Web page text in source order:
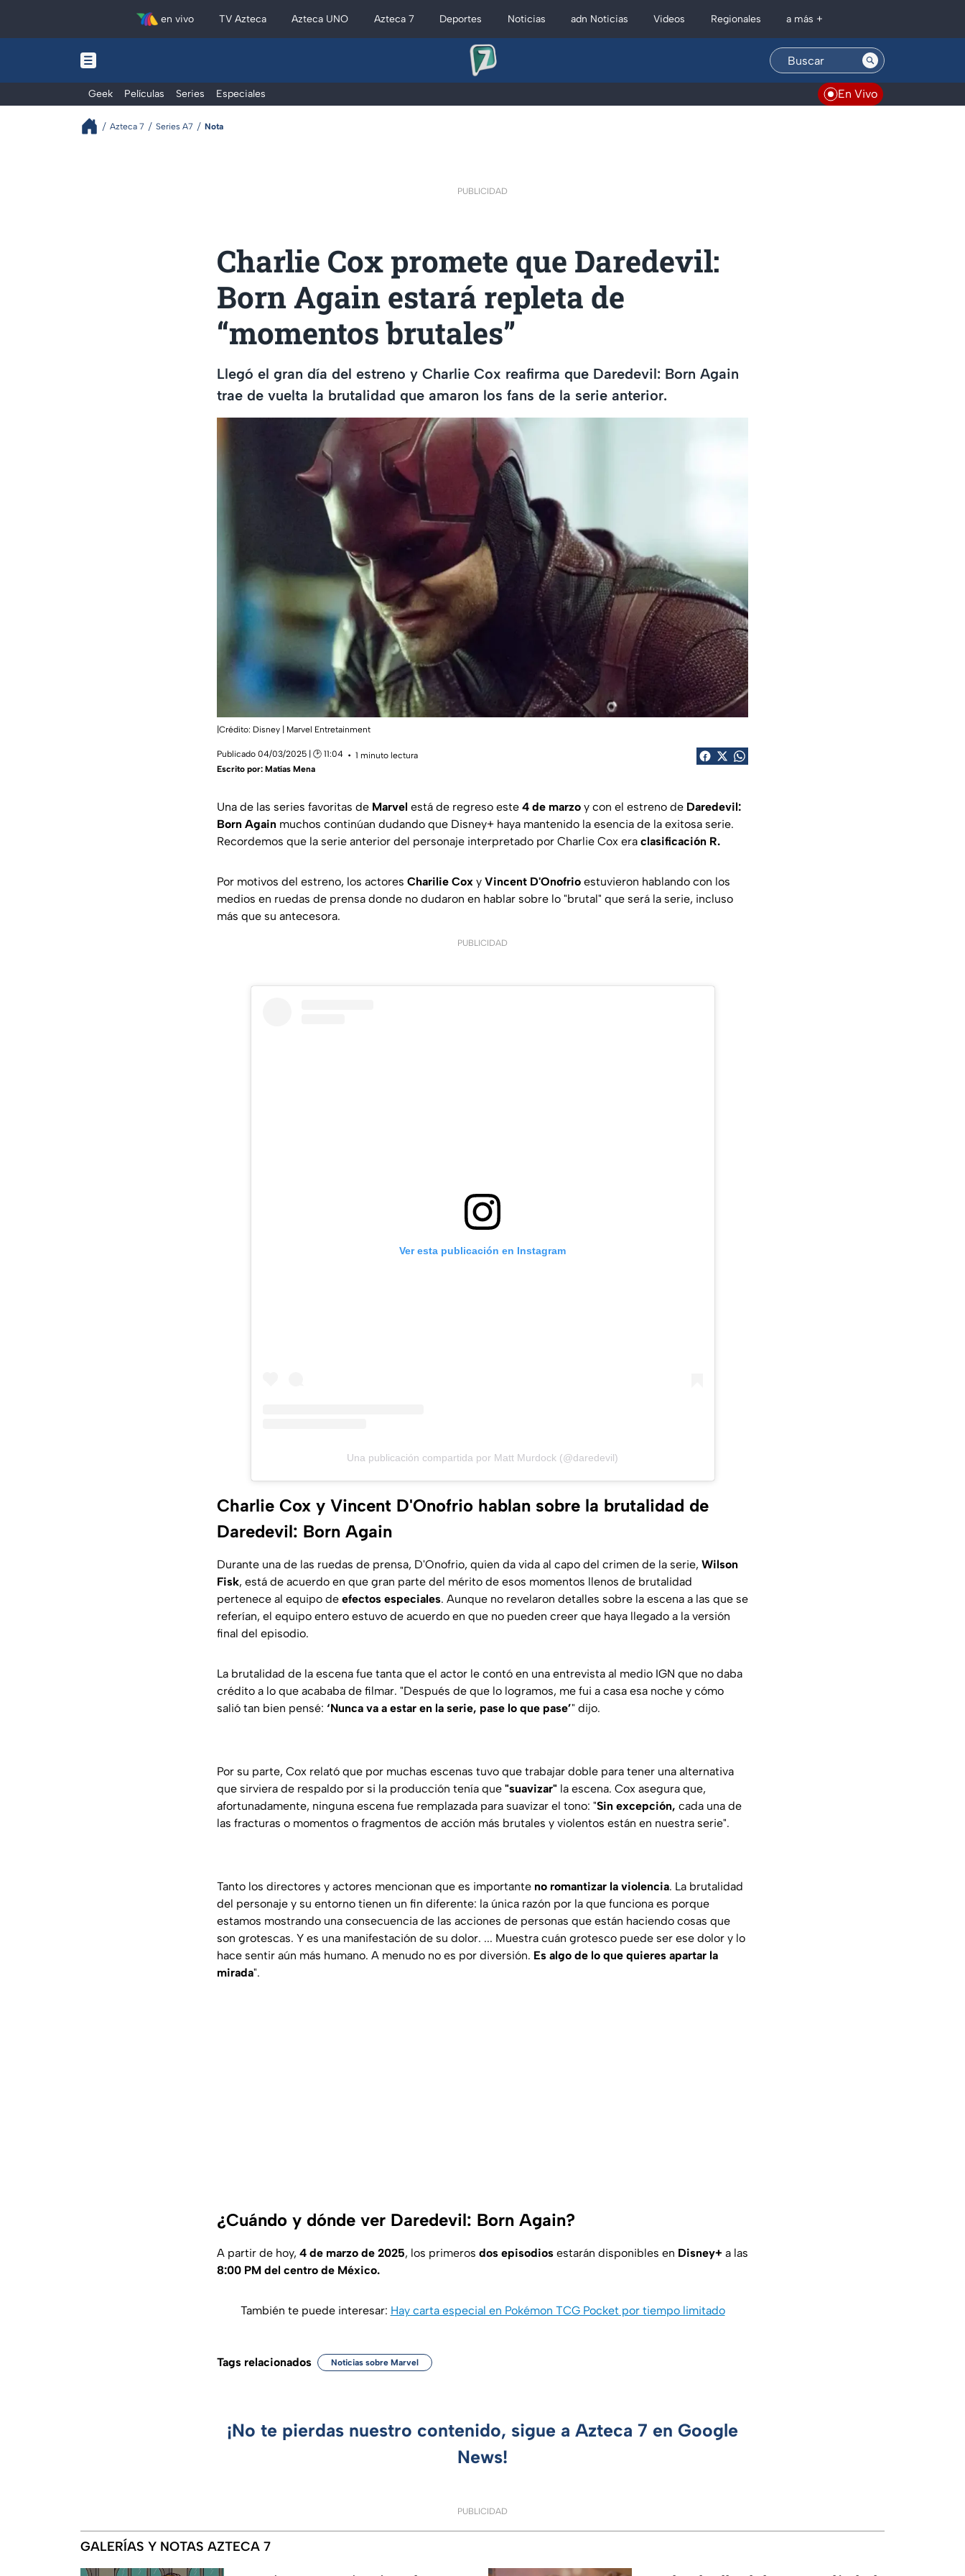
en vivo TV Azteca Azteca UNO Azteca 7 Deportes Noticias adn Noticias Videos Regionales a más +
Geek Películas Series Especiales En Vivo
Azteca 7 Series A7 Nota
PUBLICIDAD
Charlie Cox promete que Daredevil:
Born Again estará repleta de
“momentos brutales”
Llegó el gran día del estreno y Charlie Cox reafirma que Daredevil: Born Again
trae de vuelta la brutalidad que amaron los fans de la serie anterior.
|Crédito: Disney | Marvel Entretainment
Publicado 04/03/2025 | 🕑 11:04
1 minuto lectura
Escrito por: Matías Mena
Una de las series favoritas de Marvel está de regreso este 4 de marzo y con el estreno de Daredevil:
Born Again muchos continúan dudando que Disney+ haya mantenido la esencia de la exitosa serie.
Recordemos que la serie anterior del personaje interpretado por Charlie Cox era clasificación R.
Por motivos del estreno, los actores Charilie Cox y Vincent D'Onofrio estuvieron hablando con los
medios en ruedas de prensa donde no dudaron en hablar sobre lo "brutal" que será la serie, incluso
más que su antecesora.
PUBLICIDAD
Ver esta publicación en Instagram
Una publicación compartida por Matt Murdock (@daredevil)
Charlie Cox y Vincent D'Onofrio hablan sobre la brutalidad de
Daredevil: Born Again
Durante una de las ruedas de prensa, D'Onofrio, quien da vida al capo del crimen de la serie, Wilson
Fisk, está de acuerdo en que gran parte del mérito de esos momentos llenos de brutalidad
pertenece al equipo de efectos especiales. Aunque no revelaron detalles sobre la escena a las que se
referían, el equipo entero estuvo de acuerdo en que no pueden creer que haya llegado a la versión
final del episodio.
La brutalidad de la escena fue tanta que el actor le contó en una entrevista al medio IGN que no daba
crédito a lo que acababa de filmar. "Después de que lo logramos, me fui a casa esa noche y cómo
salió tan bien pensé: ‘Nunca va a estar en la serie, pase lo que pase’" dijo.
Por su parte, Cox relató que por muchas escenas tuvo que trabajar doble para tener una alternativa
que sirviera de respaldo por si la producción tenía que "suavizar" la escena. Cox asegura que,
afortunadamente, ninguna escena fue remplazada para suavizar el tono: "Sin excepción, cada una de
las fracturas o momentos o fragmentos de acción más brutales y violentos están en nuestra serie".
Tanto los directores y actores mencionan que es importante no romantizar la violencia. La brutalidad
del personaje y su entorno tienen un fin diferente: la única razón por la que funciona es porque
estamos mostrando una consecuencia de las acciones de personas que están haciendo cosas que
son grotescas. Y es una manifestación de su dolor. ... Muestra cuán grotesco puede ser ese dolor y lo
hace sentir aún más humano. A menudo no es por diversión. Es algo de lo que quieres apartar la
mirada".
¿Cuándo y dónde ver Daredevil: Born Again?
A partir de hoy, 4 de marzo de 2025, los primeros dos episodios estarán disponibles en Disney+ a las
8:00 PM del centro de México.
También te puede interesar: Hay carta especial en Pokémon TCG Pocket por tiempo limitado
Tags relacionados Noticias sobre Marvel
¡No te pierdas nuestro contenido, sigue a Azteca 7 en Google
News!
PUBLICIDAD
GALERÍAS Y NOTAS AZTECA 7